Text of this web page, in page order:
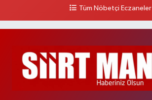
Tüm Nöbetçi Eczaneler